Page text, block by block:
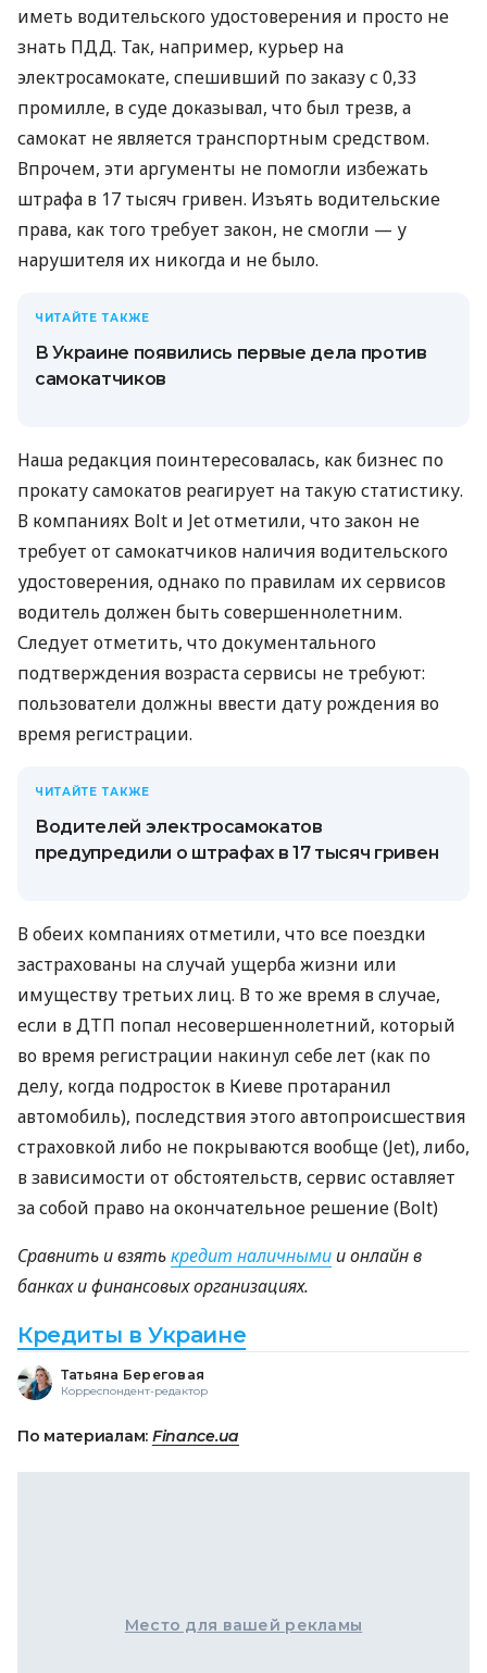
иметь водительского удостоверения и просто не
знать ПДД. Так, например, курьер на
электросамокате, спешивший по заказу с 0,33
промилле, в суде доказывал, что был трезв, а
самокат не является транспортным средством.
Впрочем, эти аргументы не помогли избежать
штрафа в 17 тысяч гривен. Изъять водительские
права, как того требует закон, не смогли — у
нарушителя их никогда и не было.
ЧИТАЙТЕ ТАКЖЕ
В Украине появились первые дела против
самокатчиков
Наша редакция поинтересовалась, как бизнес по
прокату самокатов реагирует на такую ​​статистику.
В компаниях Bolt и Jet отметили, что закон не
требует от самокатчиков наличия водительского
удостоверения, однако по правилам их сервисов
водитель должен быть совершеннолетним.
Следует отметить, что документального
подтверждения возраста сервисы не требуют:
пользователи должны ввести дату рождения во
время регистрации.
ЧИТАЙТЕ ТАКЖЕ
Водителей электросамокатов
предупредили о штрафах в 17 тысяч гривен
В обеих компаниях отметили, что все поездки
застрахованы на случай ущерба жизни или
имуществу третьих лиц. В то же время в случае,
если в ДТП попал несовершеннолетний, который
во время регистрации накинул себе лет (как по
делу, когда подросток в Киеве протаранил
автомобиль), последствия этого автопроисшествия
страховкой либо не покрываются вообще (Jet), либо,
в зависимости от обстоятельств, сервис оставляет
за собой право на окончательное решение (Bolt)
Сравнить и взятькредит наличнымии онлайн в
банках и финансовых организациях.
Кредиты в Украине
Татьяна Береговая
Корреспондент-редактор
По материалам: Finance.ua
Место для вашей рекламы